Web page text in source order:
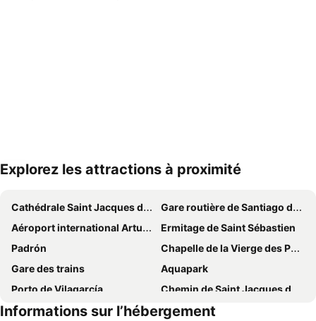
Explorez les attractions à proximité
Cathédrale Saint Jacques de Compostelle
Gare routière de Santiago de Compostela
Aéroport international Arturo Merino Benítez
Ermitage de Saint Sébastien
Padrón
Chapelle de la Vierge des Pélerins
Gare des trains
Aquapark
Porto de Vilagarcía
Chemin de Saint Jacques de Compostelle
Monasterio da Armenteira
Rúa do Franco
Informations sur l’hébergement